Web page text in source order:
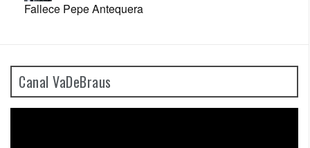
Fallece Pepe Antequera
Canal VaDeBraus